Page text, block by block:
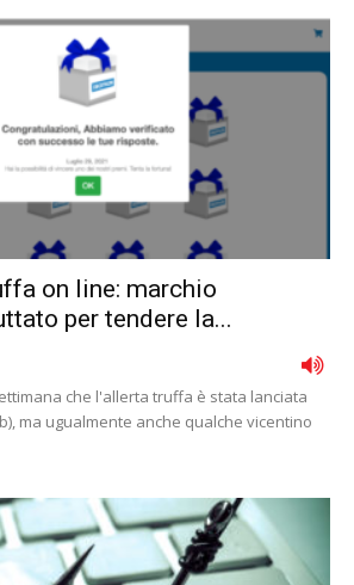
on line: marchio
per tendere la...
che l'allerta truffa è stata lanciata
ma ugualmente anche qualche vicentino